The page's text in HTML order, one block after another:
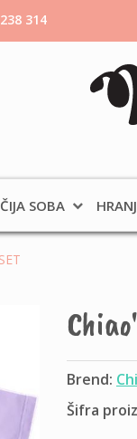
314
SOBA
Brend:
Šifra